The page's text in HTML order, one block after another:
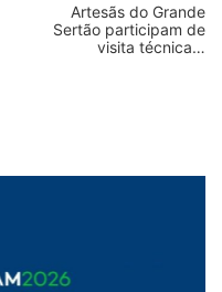
Artesãs do Grande
Sertão participam de
visita técnica…